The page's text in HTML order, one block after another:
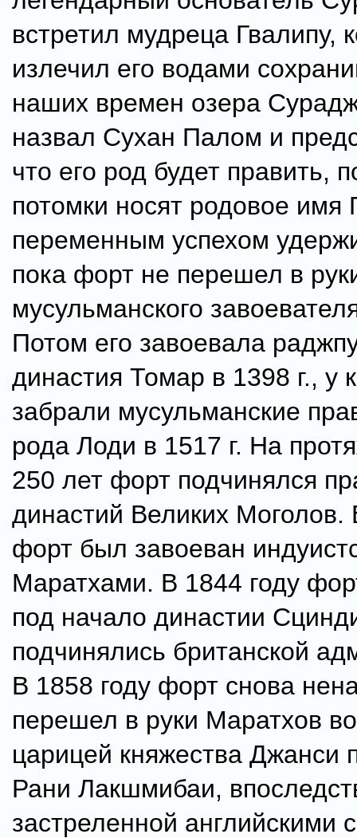
встретил мудреца Гвалипу,
излечил его водами
наших времен озера
назвал Сухан Палом и
что его род будет править,
потомки носят родовое
переменным успехом
пока форт не перешел в
мусульманского
Потом его завоевала
династия Томар в 1398 г., у
забрали мусульманские
рода Лоди в 1517 г. На
250 лет форт подчинялся
династий Великих Моголов.
форт был завоеван
Маратхами. В 1844 году
под начало династии
подчинялись британской
В 1858 году форт снова
перешел в руки Маратхов
царицей княжества Джанси
Рани Лакшмибаи,
застреленной английскими